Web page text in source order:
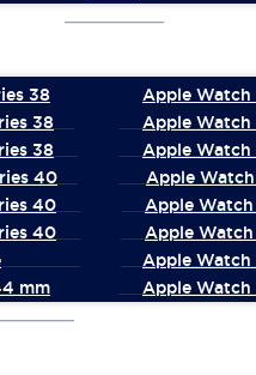
38
Apple Watch
38
Apple Watch
38
Apple Watch
40
Apple
40
Apple
40
Apple
Apple Watch
mm
Apple Watch